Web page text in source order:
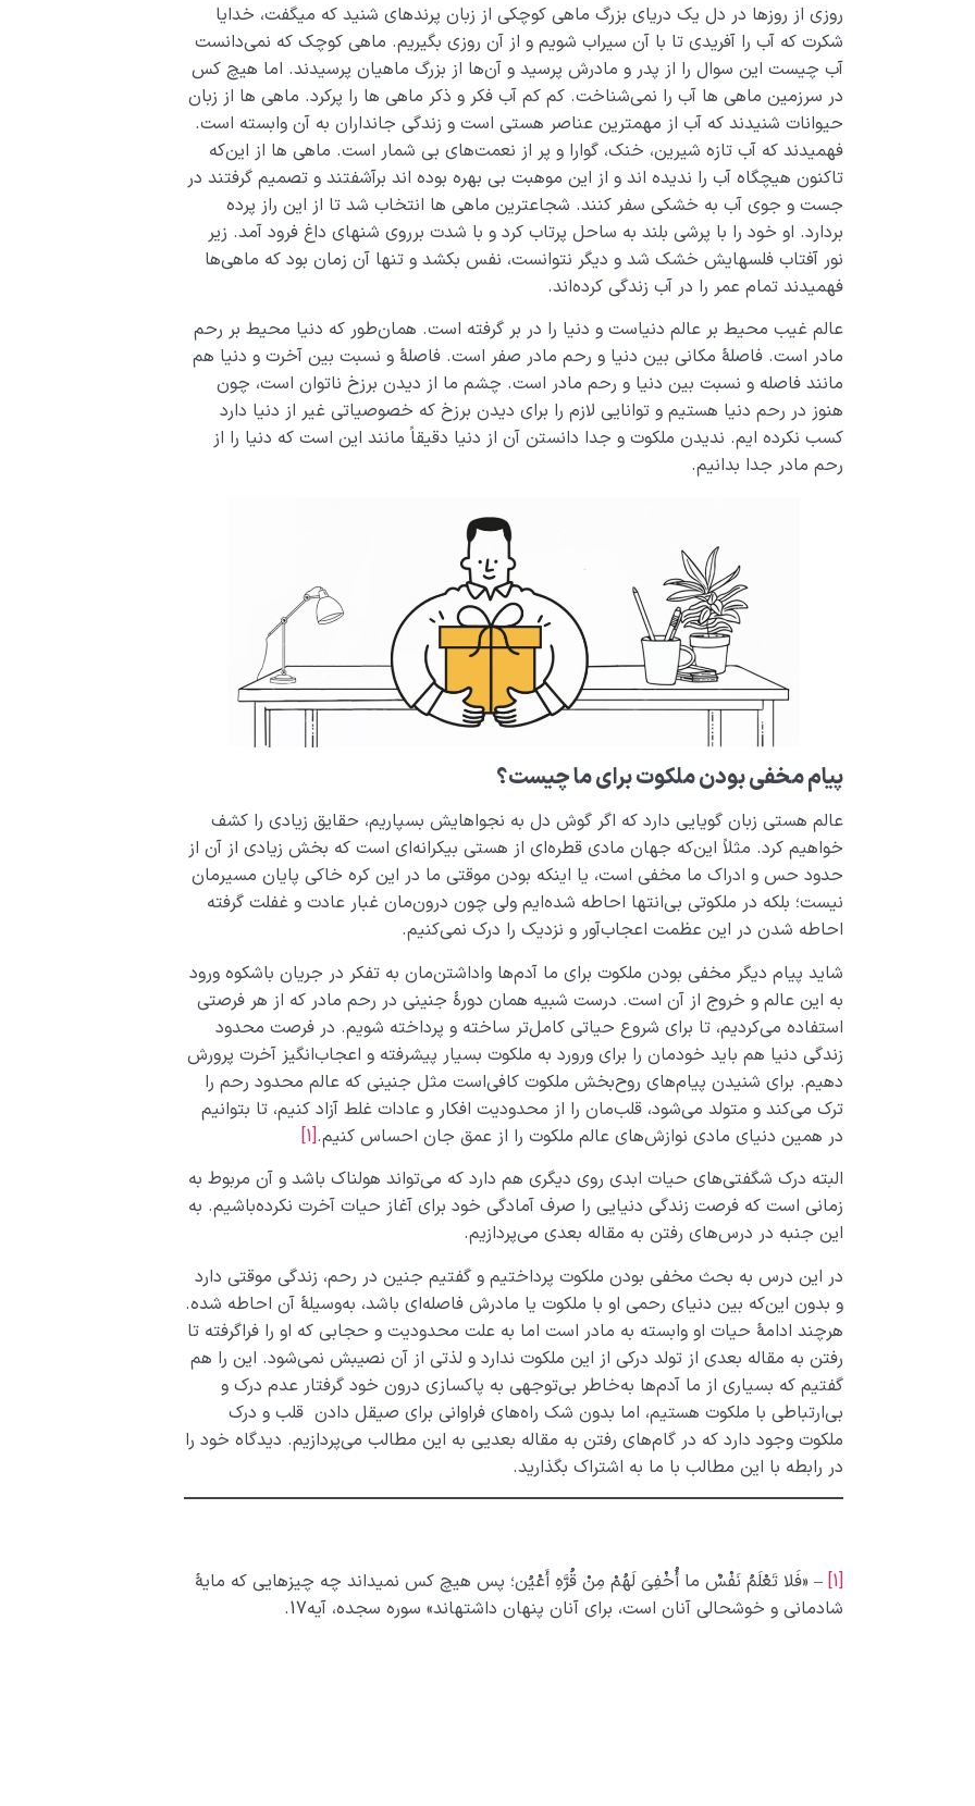
روزی از روزها در دل یک دریای بزرگ ماهی کوچکی از زبان پرنده­ای شنید که می­گفت، خدایا
شکرت که آب را آفریدی تا با آن سیراب شویم و از آن روزی بگیریم. ماهی کوچک که نمی‌دانست
آب چیست این سوال را از پدر و مادرش پرسید و آن‌ها از بزرگ ماهیان پرسیدند. اما هیچ کس
در سرزمین ماهی ­ها آب را نمی‌شناخت. کم کم آب فکر و ذکر ماهی ­ها را پرکرد. ماهی­ ها از زبان
حیوانات شنیدند که آب از مهم­ترین عناصر هستی ا­ست و زندگی جانداران به آن وابسته است.
فهمیدند که آب تازه شیرین، خنک، گوارا و پر از نعمت‌های بی­ شمار است. ماهی­ ها از این‌که
تاکنون هیچ­گاه آب را ندیده­ اند و از این موهبت بی­ بهره بوده­ اند برآشفتند و تصمیم گرفتند در
جست و جوی آب به خشکی سفر کنند. شجاع­ترین ماهی­ ها انتخاب شد تا از این راز پرده
بردارد. او خود را با پرشی بلند به ساحل پرتاب کرد و با شدت برروی شن­های داغ فرود آمد. زیر
نور آفتاب فلس­هایش خشک شد و دیگر نتوانست، نفس بکشد و تنها آن زمان بود که ماهی‌ها
فهمیدند تمام عمر را در آب زندگی کرده‌اند.
عالم غیب محیط بر عالم دنیاست و دنیا را در بر گرفته است. همان‌طور که دنیا محیط بر رحم
مادر است. فاصلۀ مکانی بین دنیا و رحم مادر صفر است. فاصلۀ و نسبت بین آخرت و دنیا هم
مانند فاصله و نسبت بین دنیا و رحم مادر است. چشم ما از دیدن برزخ ناتوان است، چون
هنوز در رحم دنیا هستیم و توانایی لازم را برای دیدن برزخ که خصوصیاتی غیر از دنیا دارد
کسب نکرده­ ایم. ندیدن ملکوت و جدا دانستن آن از دنیا دقیقاً مانند این است که دنیا را از
رحم مادر جدا بدانیم.
پیام مخفی بودن ملکوت برای ما چیست؟
عالم هستی زبان گویایی دارد که اگر گوش دل به نجواهایش بسپاریم، حقایق زیادی را کشف
خواهیم کرد. مثلاً این‌که جهان مادی قطره‌ای از هستی بیکرانه‌ای است که بخش زیادی از آن از
حدود حس و ادراک ما مخفی است، یا اینکه بودن موقتی ما در این کره خاکی پایان مسیرمان
نیست؛ بلکه در ملکوتی بی‌انتها احاطه شده‌ایم ولی چون درون‌مان غبار عادت و غفلت گرفته
احاطه شدن در این عظمت اعجاب‌آور و نزدیک را درک نمی‌کنیم.
شاید پیام‌ دیگر مخفی بودن ملکوت برای ما آدم‌ها واداشتن‌مان به تفکر در جریان باشکوه ورود
به این عالم و خروج از آن است. درست شبیه همان دورۀ‌ جنینی در رحم مادر که از هر فرصتی
استفاده می‌کردیم، تا برای شروع حیاتی کامل‌تر ساخته‌ و پرداخته‌ شویم. در فرصت محدود
زندگی دنیا هم باید خودمان را برای ورورد به ملکوت بسیار پیشرفته و اعجاب‌‌انگیز آخرت پرورش
دهیم. برای شنیدن پیام‌های روح‌بخش ملکوت کافی‌است مثل جنینی که عالم محدود رحم را
ترک می‌کند و متولد می‌شود، قلب‌مان را از محدودیت افکار و عادات غلط آزاد کنیم، تا بتوانیم
در همین دنیای مادی نوازش‌های عالم ملکوت را از عمق جان احساس کنیم.[1]
البته درک شگفتی‌های حیات ابدی روی دیگری هم دارد که می‌تواند هولناک باشد و آن مربوط به
زمانی است که فرصت زندگی دنیایی را صرف آمادگی خود برای آغاز حیات آخرت نکرده‌باشیم. به
این جنبه در درس‌های رفتن به مقاله بعدی می‌پردازیم.
در این درس به بحث مخفی بودن ملکوت پرداختیم و گفتیم جنین در رحم، زندگی موقتی دارد
و بدون این‌که بین دنیای رحمی او با ملکوت یا مادرش فاصله‌ای باشد، به‌وسیلۀ آن احاطه شده.
هرچند ادامۀ حیات او وابسته به مادر است اما به‌ علت محدودیت و حجابی که او را فراگرفته تا
رفتن به مقاله بعدی از تولد درکی از این ملکوت ندارد و لذتی از آن نصیبش نمی‌شود. این را هم
گفتیم که بسیاری از ما آدم‌ها به‌خاطر بی‌توجهی به پاکسازی درون خود گرفتار عدم درک و
بی‌ارتباطی با ملکوت هستیم، اما بدون شک راه‌های فراوانی برای صیقل دادن قلب و درک
ملکوت وجود دارد که در گام‌های رفتن به مقاله بعدیی به این مطالب می‌پردازیم. دیدگاه خود را
در رابطه با این مطالب با ما به اشتراک بگذارید.
[1]
– «فَلا تَعْلَمُ نَفْسٌ ما أُخْفِیَ لَهُمْ مِنْ قُرَّهِ أَعْیُن؛ پس هیچ کس نمی­داند چه چیزهایی که مایۀ
شادمانی و خوشحالی آنان است، برای آنان پنهان داشته­اند» سوره سجده، آیه17.